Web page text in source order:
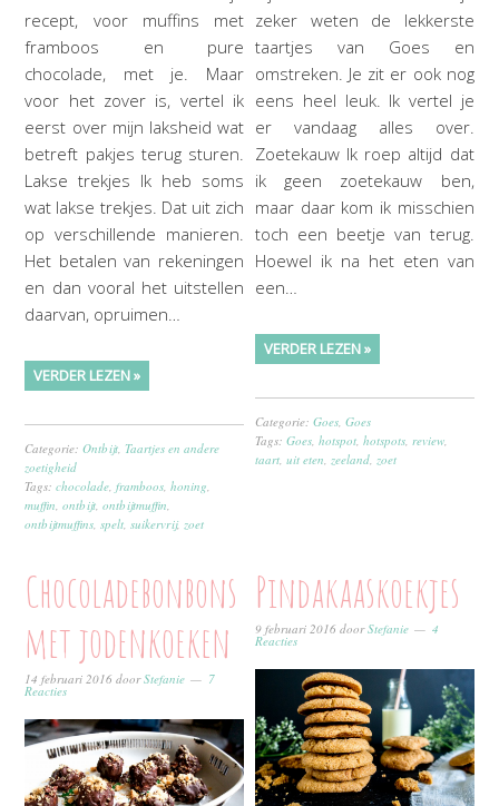
recept, voor muffins met
framboos en pure
chocolade, met je. Maar
voor het zover is, vertel ik
eerst over mijn laksheid wat
betreft pakjes terug sturen.
Lakse trekjes Ik heb soms
wat lakse trekjes. Dat uit zich
op verschillende manieren.
Het betalen van rekeningen
en dan vooral het uitstellen
daarvan, opruimen…
VERDER LEZEN »
Categorie:Ontbijt ,Taartjes en andere
zoetigheid
Tags:chocolade ,framboos ,honing
muffin ,ontbijt ,ontbijtmuffin
ontbijtmuffins ,spelt ,suikervrij, zoet
zeker weten de lekkerste
taartjes van Goes en
omstreken. Je zit er ook nog
eens heel leuk. Ik vertel je
er vandaag alles over.
Zoetekauw Ik roep altijd dat
ik geen zoetekauw ben,
maar daar kom ik misschien
toch een beetje van terug.
Hoewel ik na het eten van
een…
VERDER LEZEN »
Categorie:Goes ,Goes
Tags:Goes ,hotspot ,hotspots review
taart ,uit eten zeeland zoet
Chocoladebonbons
met jodenkoeken
14 februari 2016 doorStefanie 7
Reacties
Pindakaaskoekjes
9 februari 2016 doorStefanie 4
Reacties